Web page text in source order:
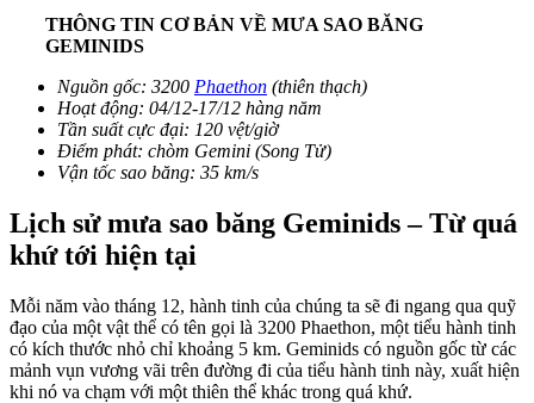
THÔNG TIN CƠ BẢN VỀ MƯA SAO BĂNG
GEMINIDS
Nguồn gốc: 3200 Phaethon (thiên thạch)
Hoạt động: 04/12-17/12 hàng năm
Tần suất cực đại: 120 vệt/giờ
Điểm phát: chòm Gemini (Song Tử)
Vận tốc sao băng: 35 km/s
Lịch sử mưa sao băng Geminids – Từ quá
khứ tới hiện tại
Mỗi năm vào tháng 12, hành tinh của chúng ta sẽ đi ngang qua quỹ
đạo của một vật thể có tên gọi là 3200 Phaethon, một tiểu hành tinh
có kích thước nhỏ chỉ khoảng 5 km. Geminids có nguồn gốc từ các
mảnh vụn vương vãi trên đường đi của tiểu hành tinh này, xuất hiện
khi nó va chạm với một thiên thể khác trong quá khứ.